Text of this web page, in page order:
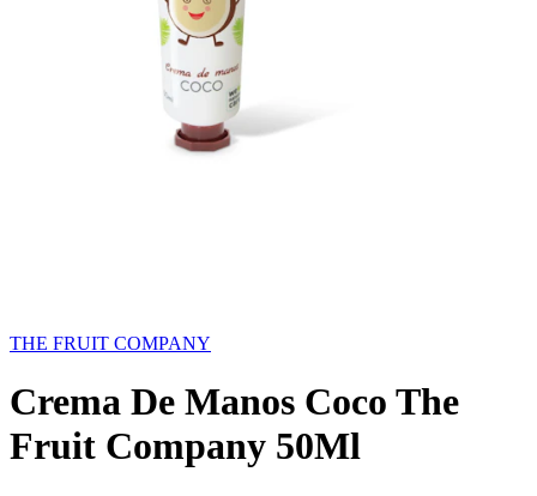
THE FRUIT COMPANY
Crema De Manos Coco The
Fruit Company 50Ml